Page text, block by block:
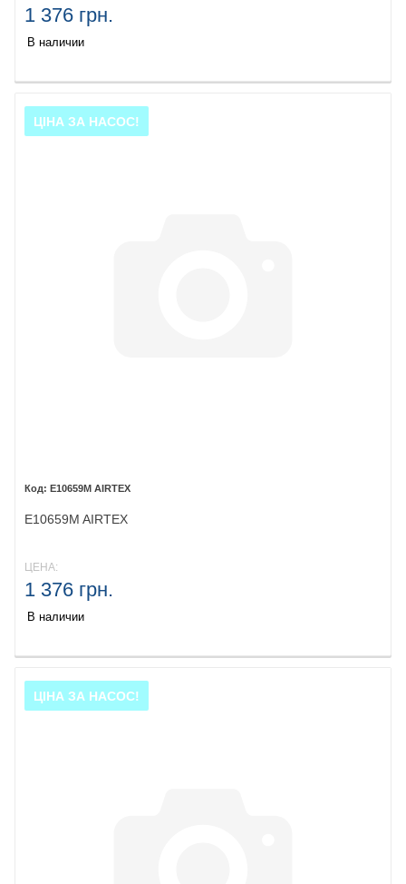
1 376 грн.
В наличии
ЦІНА ЗА НАСОС!
E10659M AIRTEX
E10659M AIRTEX
ЦЕНА:
1 376 грн.
В наличии
ЦІНА ЗА НАСОС!